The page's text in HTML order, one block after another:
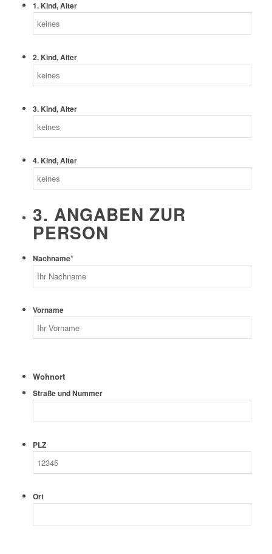
1. Kind, Alter
2. Kind, Alter
3. Kind, Alter
4. Kind, Alter
3. ANGABEN ZUR
PERSON
Nachname*
Vorname
Wohnort
Straße und Nummer
PLZ
Ort